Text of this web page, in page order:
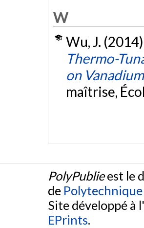
W
Wu, J.
Thermo-
on
maîtrise,
PolyPublieest le
de
Site développé à
EPrints.